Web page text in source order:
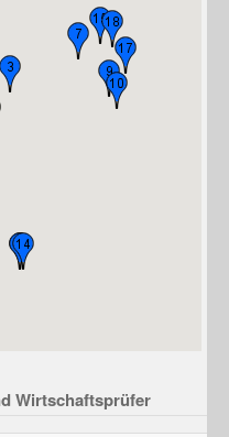
Wirtschaftsprüfer